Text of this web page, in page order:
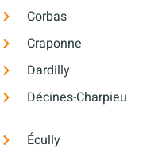
Corbas
Craponne
Dardilly
Décines-Charpieu
Écully